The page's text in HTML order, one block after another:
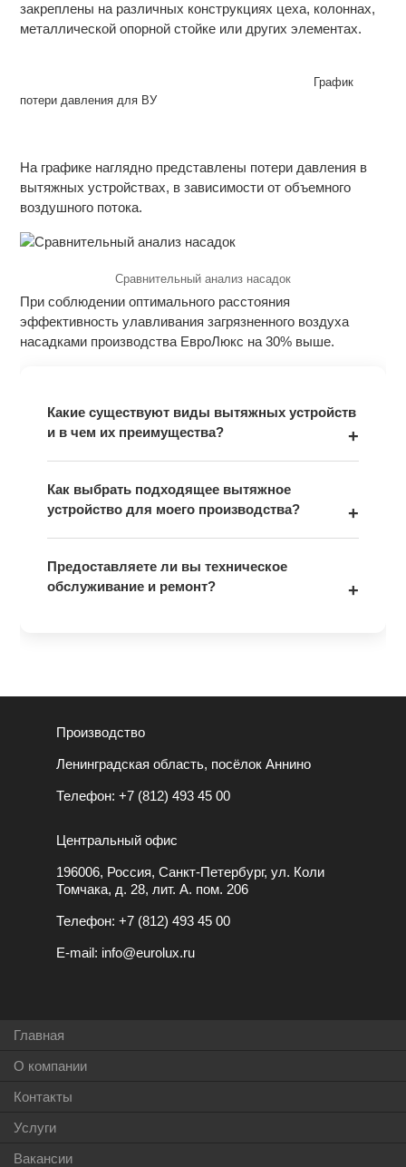
закреплены на различных конструкциях цеха, колоннах,
металлической опорной стойке или других элементах.
График
потери давления для ВУ
На графике наглядно представлены потери давления в
вытяжных устройствах, в зависимости от объемного
воздушного потока.
Сравнительный анализ насадок
При соблюдении оптимального расстояния
эффективность улавливания загрязненного воздуха
насадками производства ЕвроЛюкс на 30% выше.
Какие существуют виды вытяжных устройств
и в чем их преимущества?
Как выбрать подходящее вытяжное
устройство для моего производства?
Предоставляете ли вы техническое
обслуживание и ремонт?
Производство
Ленинградская область, посёлок Аннино
Телефон: +7 (812) 493 45 00
Центральный офис
196006, Россия, Санкт-Петербург, ул. Коли
Томчака, д. 28, лит. А. пом. 206
Телефон: +7 (812) 493 45 00
E-mail: info@eurolux.ru
Главная
О компании
Контакты
Услуги
Вакансии